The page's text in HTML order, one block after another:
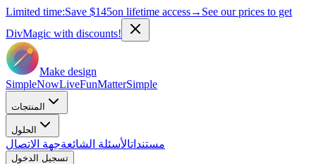
Limited time:Save $145on lifetime access→ See our prices to get
DivMagic with discounts!
Make design
SimpleNowLiveFunMatterSimple
المنتجات
الحلول
مستنداتالأسئلة الشائعةجهة الاتصال
تسجيل الدخول